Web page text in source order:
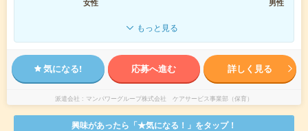
女性
男性
もっと見る
気になる! 応募へ進む 詳しく見る
派遣会社 マンパワーグループ株式会社 ケアサービス事業部（保育）
興味があったら「★気になる！」をタップ！